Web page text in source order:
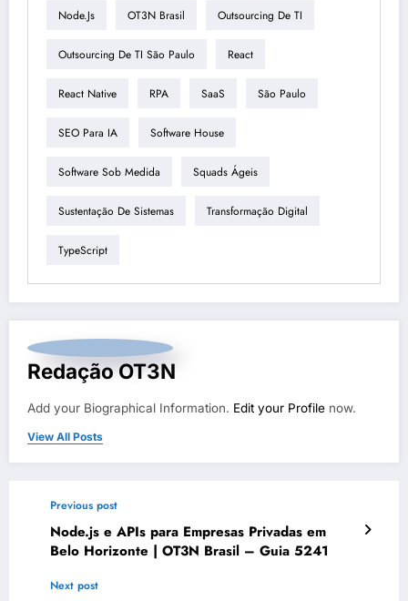
Node.js OT3N Brasil Outsourcing De TI
Outsourcing De TI São Paulo React
React Native RPA SaaS São Paulo
SEO Para IA Software House
Software Sob Medida Squads Ágeis
Sustentação De Sistemas Transformação Digital
TypeScript
Redação OT3N
Add your Biographical Information. Edit your Profile now.
View All Posts
Previous post
Node.js e APIs para Empresas Privadas em
Belo Horizonte | OT3N Brasil – Guia 5241
Next post